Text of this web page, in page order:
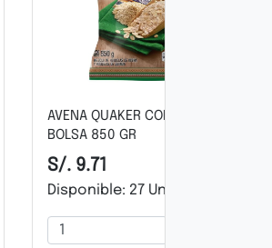
SOPA INSTANTÁNEA
SABOR GALLINA VASO 50 GR
S/. 2.52
Disponible: 836 Unidades